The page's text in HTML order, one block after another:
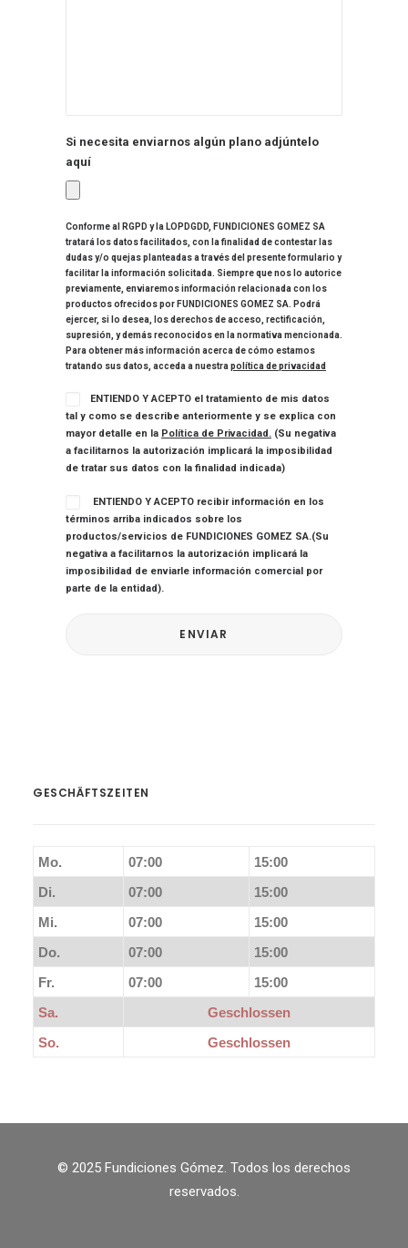
Si necesita enviarnos algún plano adjúntelo
aquí
Conforme al RGPD y la LOPDGDD, FUNDICIONES GOMEZ SA
tratará los datos facilitados, con la finalidad de contestar las
dudas y/o quejas planteadas a través del presente formulario y
facilitar la información solicitada. Siempre que nos lo autorice
previamente, enviaremos información relacionada con los
productos ofrecidos por FUNDICIONES GOMEZ SA. Podrá
ejercer, si lo desea, los derechos de acceso, rectificación,
supresión, y demás reconocidos en la normativa mencionada.
Para obtener más información acerca de cómo estamos
tratando sus datos, acceda a nuestra política de privacidad
ENTIENDO Y ACEPTO el tratamiento de mis datos
tal y como se describe anteriormente y se explica con
mayor detalle en la Política de Privacidad. (Su negativa
a facilitarnos la autorización implicará la imposibilidad
de tratar sus datos con la finalidad indicada)
ENTIENDO Y ACEPTO recibir información en los
términos arriba indicados sobre los
productos/servicios de FUNDICIONES GOMEZ SA.(Su
negativa a facilitarnos la autorización implicará la
imposibilidad de enviarle información comercial por
parte de la entidad).
GESCHÄFTSZEITEN
Mo. 07:00
15:00
Di.
07:00
15:00
Mi.
07:00
15:00
Do.
07:00
15:00
Fr.
07:00
15:00
Sa.
Geschlossen
So.
Geschlossen
© 2025 Fundiciones Gómez. Todos los derechos
reservados.